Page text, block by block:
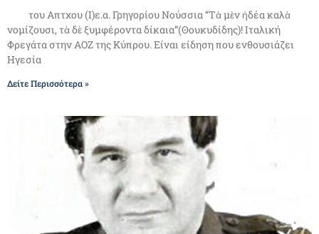
του Απτχου (Ι)ε.α. Γρηγορίου Νούσσια “Tὰ μὲν ἡδέα καλὰ
νομίζουσι, τὰ δὲ ξυμφέροντα δίκαια”(Θουκυδίδης)! Ιταλική
Φρεγάτα στην ΑΟΖ της Κύπρου. Είναι είδηση που ενθουσιάζει
Ηγεσία
Δείτε Περισσότερα »